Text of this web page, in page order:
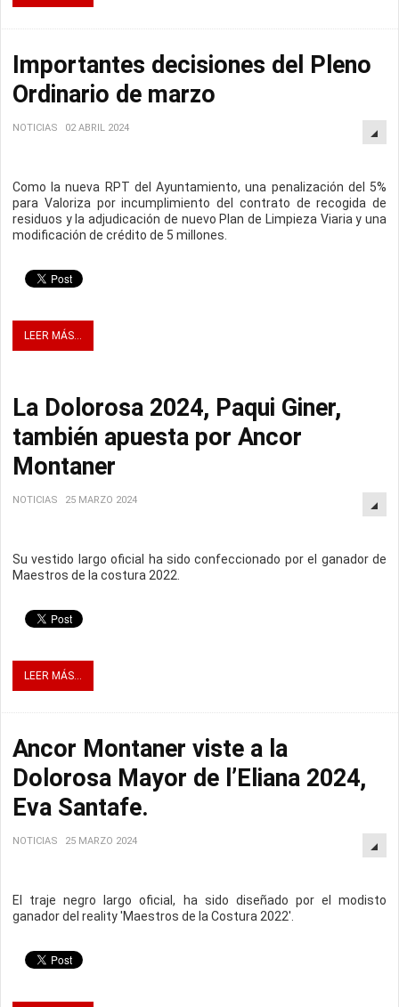
Importantes decisiones del Pleno
Ordinario de marzo
NOTICIAS 02 ABRIL 2024
Como la nueva RPT del Ayuntamiento, una penalización del 5%
para Valoriza por incumplimiento del contrato de recogida de
residuos y la adjudicación de nuevo Plan de Limpieza Viaria y una
modificación de crédito de 5 millones.
LEER MÁS...
La Dolorosa 2024, Paqui Giner,
también apuesta por Ancor
Montaner
NOTICIAS 25 MARZO 2024
Su vestido largo oficial ha sido confeccionado por el ganador de
Maestros de la costura 2022.
LEER MÁS...
Ancor Montaner viste a la
Dolorosa Mayor de l’Eliana 2024,
Eva Santafe.
NOTICIAS 25 MARZO 2024
El traje negro largo oficial, ha sido diseñado por el modisto
ganador del reality 'Maestros de la Costura 2022'.